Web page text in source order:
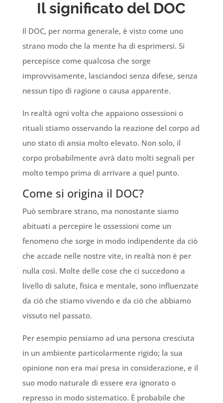
Il significato del DOC
Il DOC, per norma generale, è visto come uno
strano modo che la mente ha di esprimersi. Si
percepisce come qualcosa che sorge
improvvisamente, lasciandoci senza difese, senza
nessun tipo di ragione o causa apparente.
In realtà ogni volta che appaiono ossessioni o
rituali stiamo osservando la reazione del corpo ad
uno stato di ansia molto elevato. Non solo, il
corpo probabilmente avrà dato molti segnali per
molto tempo prima di arrivare a quel punto.
Come si origina il DOC?
Può sembrare strano, ma nonostante siamo
abituati a percepire le ossessioni come un
fenomeno che sorge in modo indipendente da ciò
che accade nelle nostre vite, in realtà non è per
nulla così. Molte delle cose che ci succedono a
livello di salute, fisica e mentale, sono influenzate
da ciò che stiamo vivendo e da ciò che abbiamo
vissuto nel passato.
Per esempio pensiamo ad una persona cresciuta
in un ambiente particolarmente rigido; la sua
opinione non era mai presa in considerazione, e il
suo modo naturale di essere era ignorato o
represso in modo sistematico. È probabile che